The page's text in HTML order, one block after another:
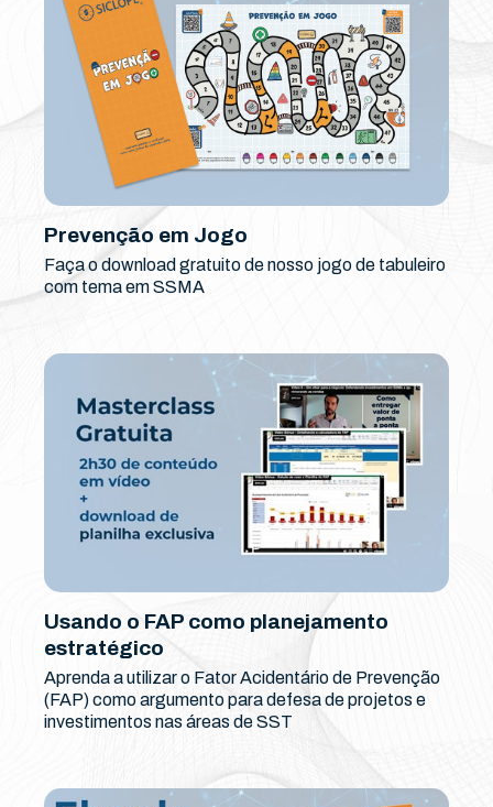
Prevenção em Jogo
Faça o download gratuito de nosso jogo de tabuleiro
com tema em SSMA
Usando o FAP como planejamento
estratégico
Aprenda a utilizar o Fator Acidentário de Prevenção
(FAP) como argumento para defesa de projetos e
investimentos nas áreas de SST